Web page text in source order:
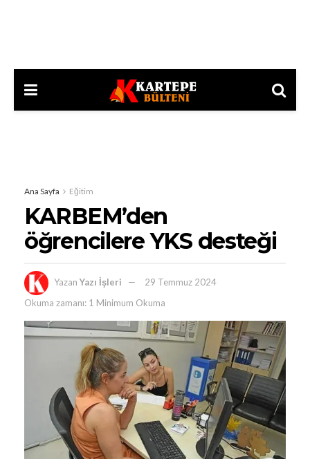
Ana Sayfa Eğitim
KARBEM’den
öğrencilere YKS desteği
Yazan Yazı İşleri
29 Temmuz 2024
Okuma zamanı: 1 Minimum Okuma